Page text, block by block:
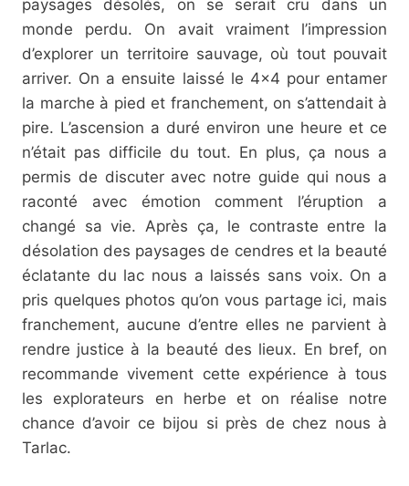
paysages désolés, on se serait cru dans un
monde perdu. On avait vraiment l’impression
d’explorer un territoire sauvage, où tout pouvait
arriver. On a ensuite laissé le 4×4 pour entamer
la marche à pied et franchement, on s’attendait à
pire. L’ascension a duré environ une heure et ce
n’était pas difficile du tout. En plus, ça nous a
permis de discuter avec notre guide qui nous a
raconté avec émotion comment l’éruption a
changé sa vie. Après ça, le contraste entre la
désolation des paysages de cendres et la beauté
éclatante du lac nous a laissés sans voix. On a
pris quelques photos qu’on vous partage ici, mais
franchement, aucune d’entre elles ne parvient à
rendre justice à la beauté des lieux. En bref, on
recommande vivement cette expérience à tous
les explorateurs en herbe et on réalise notre
chance d’avoir ce bijou si près de chez nous à
Tarlac.